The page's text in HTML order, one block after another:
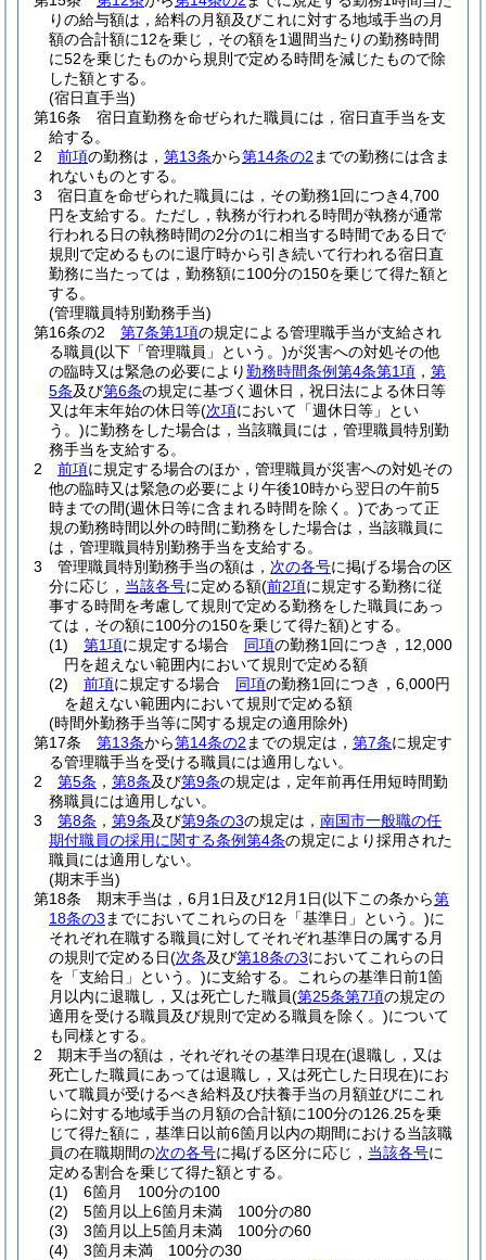
りの給与額は，給料の月額及びこれに対する地域手当の月
額の合計額に12を乗じ，その額を1週間当たりの勤務時間
に52を乗じたものから規則で定める時間を減じたもので除
した額とする。
(宿日直手当)
第16条
宿日直勤務を命ぜられた職員には，宿日直手当を支
給する。
2
前項の勤務は， 第13条から第14条の2 までの勤務には含ま
れないものとする。
3
宿日直を命ぜられた職員には，その勤務1回につき4,700
円を支給する。 ただし，執務が行われる時間が執務が通常
行われる日の執務時間の2分の1に相当する時間である日で
規則で定めるものに退庁時から引き続いて行われる宿日直
勤務に当たっては，勤務額に100分の150を乗じて得た額と
する。
(管理職員特別勤務手当)
第16条の2
第7条第1項の規定による管理職手当が支給され
る職員(以下「管理職員」という。)が災害への対処その他
の臨時又は緊急の必要により勤務時間条例第4条第1項 ， 第
5条及び第6条の規定に基づく週休日，祝日法による休日等
又は年末年始の休日等(次項において「週休日等」とい
う。)に勤務をした場合は，当該職員には，管理職員特別勤
務手当を支給する。
2
前項に規定する場合のほか，管理職員が災害への対処その
他の臨時又は緊急の必要により午後10時から翌日の午前5
時までの間(週休日等に含まれる時間を除く。)であって正
規の勤務時間以外の時間に勤務をした場合は，当該職員に
は，管理職員特別勤務手当を支給する。
3
管理職員特別勤務手当の額は， 次の各号に掲げる場合の区
分に応じ， 当該各号に定める額(前2項に規定する勤務に従
事する時間を考慮して規則で定める勤務をした職員にあっ
ては，その額に100分の150を乗じて得た額)とする。
(1)
第1項に規定する場合 同項の勤務1回につき，12,000
円を超えない範囲内において規則で定める額
(2)
前項に規定する場合 同項の勤務1回につき，6,000円
を超えない範囲内において規則で定める額
(時間外勤務手当等に関する規定の適用除外)
第17条
第13条から第14条の2 までの規定は， 第7条に規定す
る管理職手当を受ける職員には適用しない。
2
第5条 ， 第8条及び第9条の規定は，定年前再任用短時間勤
務職員には適用しない。
3
第8条 ， 第9条及び第9条の3の規定は， 南国市一般職の任
期付職員の採用に関する条例第4条の規定により採用された
職員には適用しない。
(期末手当)
第18条
期末手当は，6月1日及び12月1日(以下この条から第
18条の3 までにおいてこれらの日を「基準日」という。)に
それぞれ在職する職員に対してそれぞれ基準日の属する月
の規則で定める日(次条及び第18条の3においてこれらの日
を「支給日」という。)に支給する。
これらの基準日前1箇
月以内に退職し，又は死亡した職員(第25条第7項の規定の
適用を受ける職員及び規則で定める職員を除く。)について
も同様とする。
2
期末手当の額は，それぞれその基準日現在(退職し，又は
死亡した職員にあっては退職し，又は死亡した日現在)にお
いて職員が受けるべき給料及び扶養手当の月額並びにこれ
らに対する地域手当の月額の合計額に100分の126.25を乗
じて得た額に，基準日以前6箇月以内の期間における当該職
員の在職期間の次の各号に掲げる区分に応じ， 当該各号に
定める割合を乗じて得た額とする。
(1)
6箇月 100分の100
(2)
5箇月以上6箇月未満 100分の80
(3)
3箇月以上5箇月未満 100分の60
(4)
3箇月未満 100分の30